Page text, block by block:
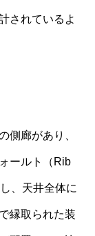
されているよ
側廊があり、
ールト（Rib
、天井全体に
縁取られた装